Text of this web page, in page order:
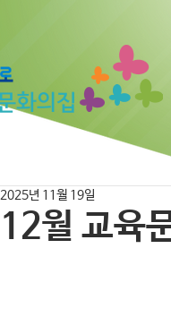
12월 교육
2025년 11월 19일